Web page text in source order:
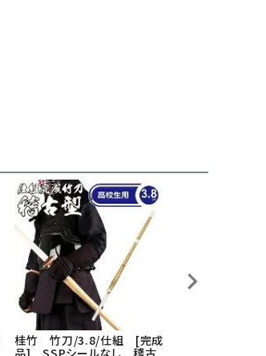
桂竹 竹刀/3.8/仕組 [完成
品] SSPシールなし 稽古